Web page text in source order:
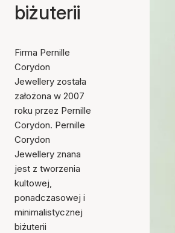
biżuterii
Firma Pernille
Corydon
Jewellery została
założona w 2007
roku przez Pernille
Corydon. Pernille
Corydon
Jewellery znana
jest z tworzenia
kultowej,
ponadczasowej i
minimalistycznej
biżuterii